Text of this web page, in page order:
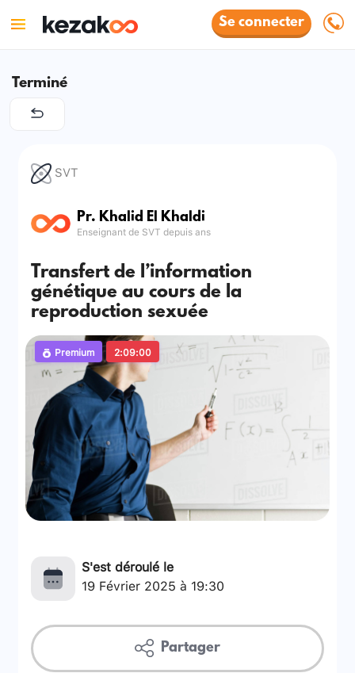
Se connecter
Terminé
SVT
Pr. Khalid El Khaldi
Enseignant de SVT depuis ans
Transfert de l’information
génétique au cours de la
reproduction sexuée
Premium 2:09:00
S'est déroulé le
19 Février 2025 à 19:30
Partager